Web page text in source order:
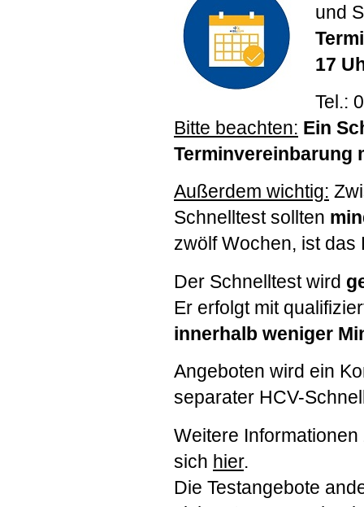
und
17
Tel.:
Bitte beachten: Ein
Terminvereinbarung
Außerdem wichtig:
Schnelltest sollten
zwölf Wochen, ist
Der Schnelltest wird
Er erfolgt mit
innerhalb weniger
Angeboten wird ein
separater HCV-
Weitere
sich hier.
Die Testangebote